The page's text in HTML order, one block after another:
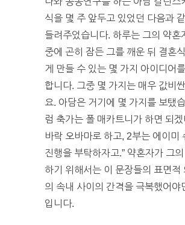
식을 몇 주 앞두고 있었던 다음과
들려주었습니다. 하루는 그의 약혼
중에 곤히 잠든 그를 깨운 뒤 결혼
게 만들 수 있는 몇 가지 아이디어
합니다. 그중 몇 가지는 매우 값비
요. 아담은 거기에 몇 가지를 보탰
럼 축가는 폴 매카트니가 하면 되
바락 오바마로 하고, 2부는 에이미
진행을 부탁하자고.” 약혼자가 그
하기 위해서는 이 문장들의 표면적
의 속내 사이의 간격을 극복했어야
입니다.